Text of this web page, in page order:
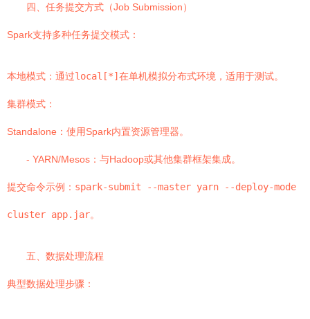
四、任务提交方式（Job Submission）
Spark支持多种任务提交模式：
本地模式：通过local[*] 在单机模拟分布式环境，适用于测试。
集群模式：
Standalone：使用Spark内置资源管理器。
- YARN/Mesos：与Hadoop或其他集群框架集成。
提交命令示例： spark-submit --master yarn --deploy-mode
cluster app.jar。
五、数据处理流程
典型数据处理步骤：